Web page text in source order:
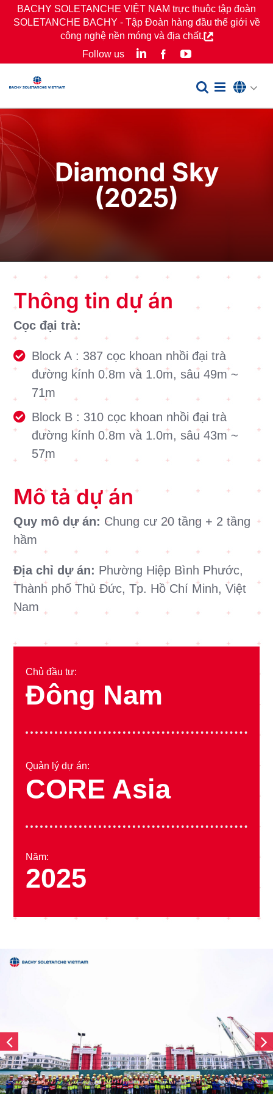
SkipBACHY SOLETANCHE VIỆT NAM trực thuộc tập đoàn
SOLETANCHE BACHY - Tập Đoàn hàng đầu thế giới về
công nghệ nền móng và địa chất.
Follow us
LinkedInFacebookYouTube
Diamond Sky
(2025)
Thông tin dự án
Cọc đại trà:
Block A : 387 cọc khoan nhồi đại trà
đường kính 0.8m và 1.0m, sâu 49m ~
71m
Block B : 310 cọc khoan nhồi đại trà
đường kính 0.8m và 1.0m, sâu 43m ~
57m
Mô tả dự án
Quy mô dự án: Chung cư 20 tầng + 2 tầng
hầm
Địa chỉ dự án: Phường Hiệp Bình Phước,
Thành phố Thủ Đức, Tp. Hồ Chí Minh, Việt
Nam
Chủ đầu tư:
Đông Nam
Quản lý dự án:
CORE Asia
Năm:
2025